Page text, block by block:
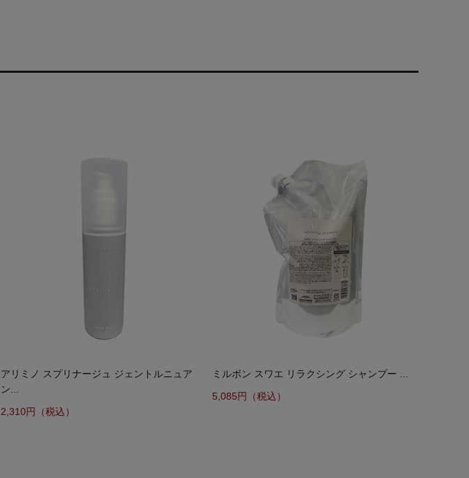
アリミノ スプリナージュ ジェントルニュア
ン...
2,310円（税込）
ミルボン スワエ リラクシング シャンプー ...
5,085円（税込）